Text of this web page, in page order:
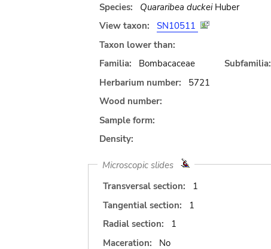
Species: Quararibea duckeiHuber
View taxon:
SN10511
Taxon lower than:
Familia:
Bombacaceae
Subfamilia:
Herbarium number:
5721
Wood number:
Sample form:
Density:
Microscopic slides
Transversal section:
1
Tangential section:
1
Radial section:
1
Maceration:
No